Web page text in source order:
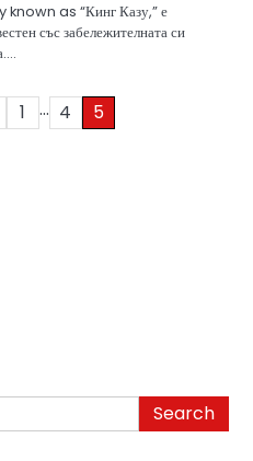
as “Кинг Казу,” е
със забележителната си
1 … 4 5